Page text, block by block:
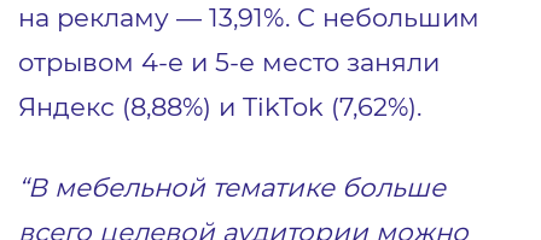
на рекламу — 13,91%. C небольшим
отрывом 4-е и 5-е место заняли
Яндекс (8,88%) и TikTok (7,62%).
“В мебельной тематике больше
всего целевой аудитории можно